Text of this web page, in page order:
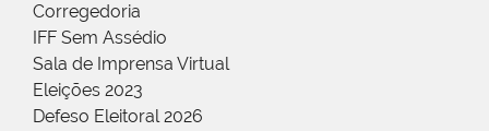
Corregedoria
IFF Sem Assédio
Sala de Imprensa Virtual
Eleições 2023
Defeso Eleitoral 2026